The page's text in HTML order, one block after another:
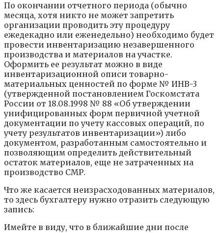
По окончании отчетного периода (обычно
месяца, хотя никто не может запретить
организации проводить эту процедуру
ежедекадно или еженедельно) необходимо будет
провести инвентаризацию незавершенного
производства и материалов на участке.
Оформить ее результат можно в виде
инвентаризационной описи товарно-
материальных ценностей по форме № ИНВ-3
(утвержденной постановлением Госкомстата
России от 18.08.1998 № 88 «Об утверждении
унифицированных форм первичной учетной
документации по учету кассовых операций, по
учету результатов инвентаризации») либо
документом, разработанным самостоятельно и
позволяющим определить действительный
остаток материалов, еще не затраченных на
производство СМР.
Что же касается неизрасходованных материалов,
то здесь бухгалтеру нужно отразить следующую
запись:
Имейте в виду, что в ближайшие дни после